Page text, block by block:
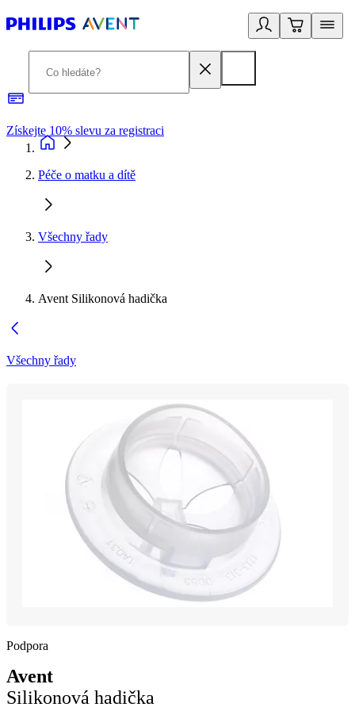
Získejte 10% slevu za registraci
Péče o matku a dítě
Všechny řady
Avent Silikonová hadička
Všechny řady
Podpora
Avent
Silikonová hadička